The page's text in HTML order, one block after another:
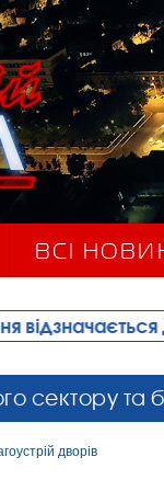
ВСІ
сектору та